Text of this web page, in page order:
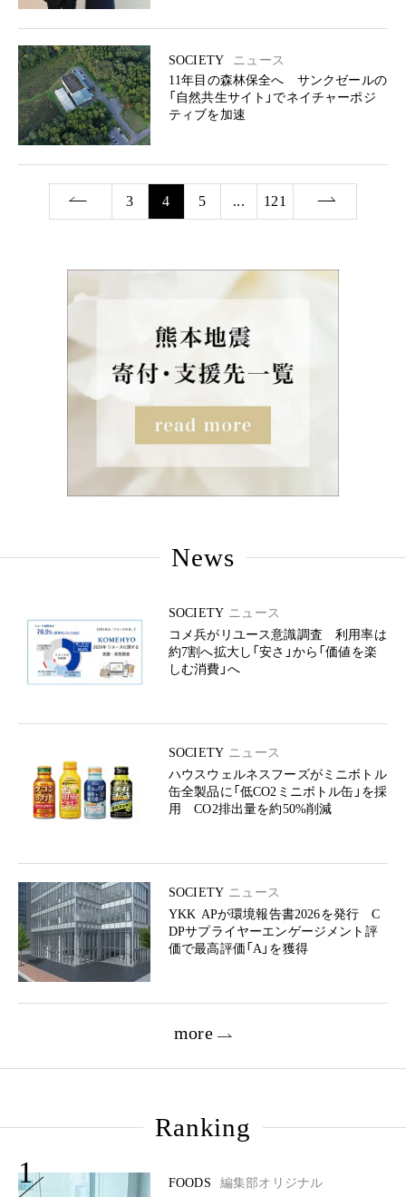
SOCIETY
ニュース
11年目の森林保全へ サンクゼールの
「自然共生サイト」でネイチャーポジ
ティブを加速
3 4 5 ... 121
News
SOCIETY ニュース
コメ兵がリユース意識調査 利用率は
約7割へ拡大し「安さ」から「価値を楽
しむ消費」へ
SOCIETY ニュース
ハウスウェルネスフーズがミニボトル
缶全製品に「低CO2ミニボトル缶」を採
用 CO2排出量を約50%削減
SOCIETY ニュース
YKK APが環境報告書2026を発行 C
DPサプライヤーエンゲージメント評
価で最高評価「A」を獲得
more
Ranking
1 FOODS
編集部オリジナル